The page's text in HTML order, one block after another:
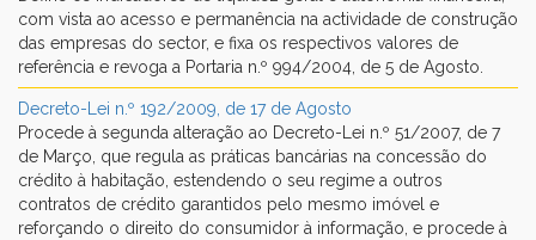
▼
com vista ao acesso e permanência na actividade de construção
das empresas do sector, e fixa os respectivos valores de
referência e revoga a Portaria n.º 994/2004, de 5 de Agosto.
Decreto-Lei n.º 192/2009, de 17 de Agosto
Procede à segunda alteração ao Decreto-Lei n.º 51/2007, de 7
de Março, que regula as práticas bancárias na concessão do
crédito à habitação, estendendo o seu regime a outros
contratos de crédito garantidos pelo mesmo imóvel e
reforçando o direito do consumidor à informação, e procede à